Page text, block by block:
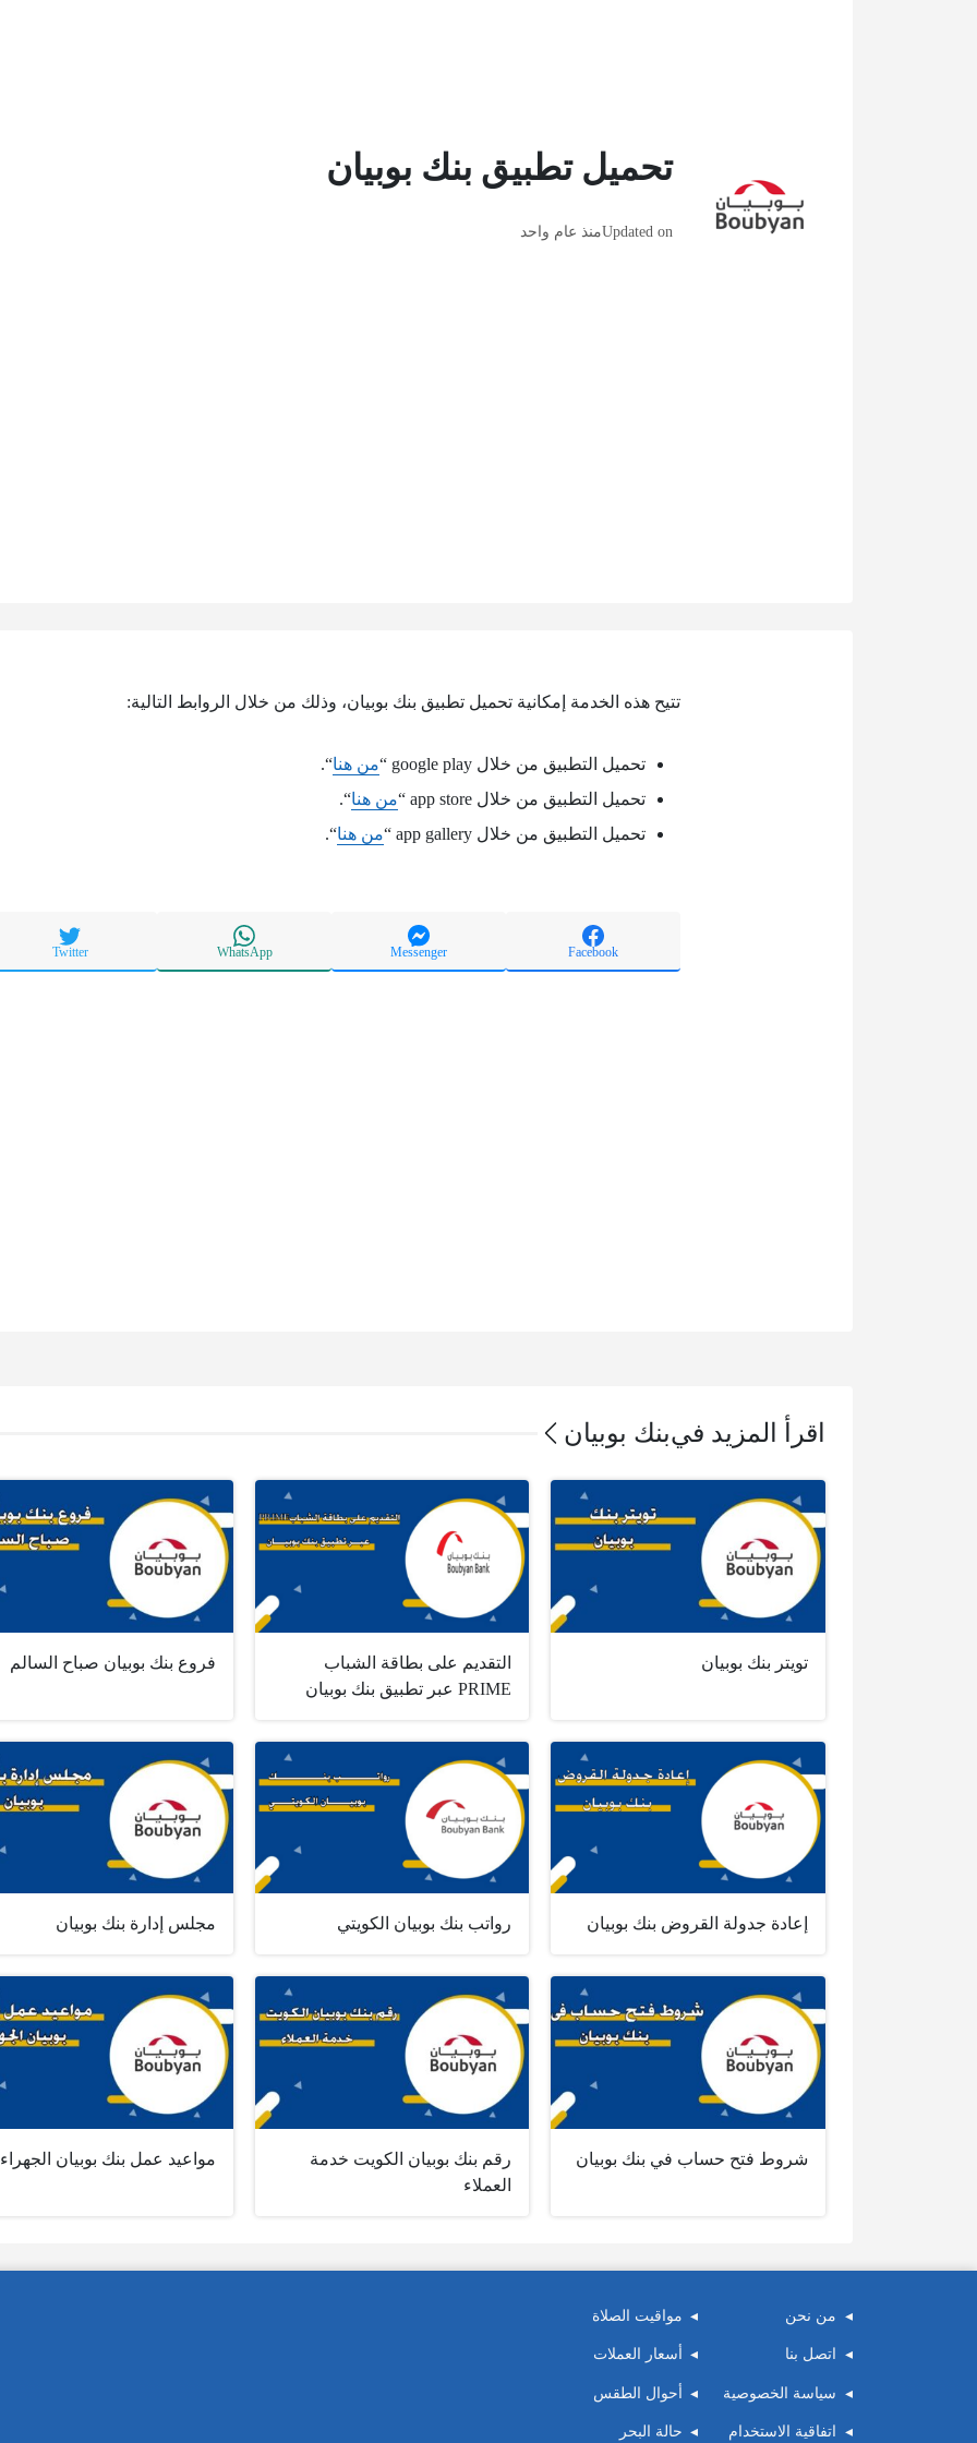
تحميل تطبيق بنك بوبيان
Updated onمنذ عام واحد
تتيح هذه الخدمة إمكانية تحميل تطبيق بنك بوبيان، وذلك من خلال الروابط التالية:
تحميل التطبيق من خلال google play “ من هنا“.
تحميل التطبيق من خلال app store “
من هنا“.
تحميل التطبيق من خلال app gallery “
من هنا“.
Facebook
Messenger
WhatsApp
Twitter
اقرأ المزيد فيبنك بوبيان
تويتر بنك بوبيان
التقديم على بطاقة الشباب
PRIME عبر تطبيق بنك بوبيان
فروع بنك بوبيان صباح السالم
إعادة جدولة القروض بنك بوبيان رواتب بنك بوبيان الكويتي مجلس إدارة بنك بوبيان
شروط فتح حساب في بنك بوبيان
رقم بنك بوبيان الكويت خدمة
العملاء
مواعيد عمل بنك بوبيان الجهراء
من نحن
اتصل بنا
سياسة الخصوصية
اتفاقية الاستخدام
مواقيت الصلاة
أسعار العملات
أحوال الطقس
حالة البحر